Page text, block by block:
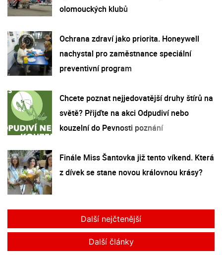
olomouckých klubů
Ochrana zdraví jako priorita. Honeywell
nachystal pro zaměstnance speciální
preventivní program
Chcete poznat nejjedovatější druhy štírů na
světě? Přijďte na akci Odpudiví nebo
kouzelní do Pevnosti poznání
Finále Miss Šantovka již tento víkend. Která
z dívek se stane novou královnou krásy?
Další nejčtenější
Další články